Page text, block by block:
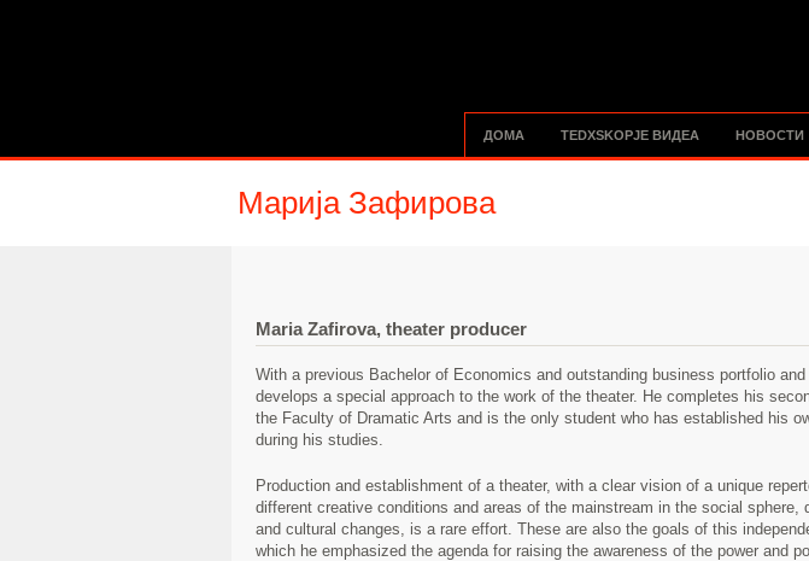
ДОМА TEDXSKOPJE ВИДЕА НОВОСТИ
Марија Зафирова
Maria Zafirova, theater producer
With a previous Bachelor of Economics and outstanding business portfolio
develops a special approach to the work of the theater. He completes his
the Faculty of Dramatic Arts and is the only student who has established his
during his studies.
Production and establishment of a theater, with a clear vision of a unique
different creative conditions and areas of the mainstream in the social sphere,
and cultural changes, is a rare effort. These are also the goals of this
which he emphasized the agenda for raising the awareness of the power and